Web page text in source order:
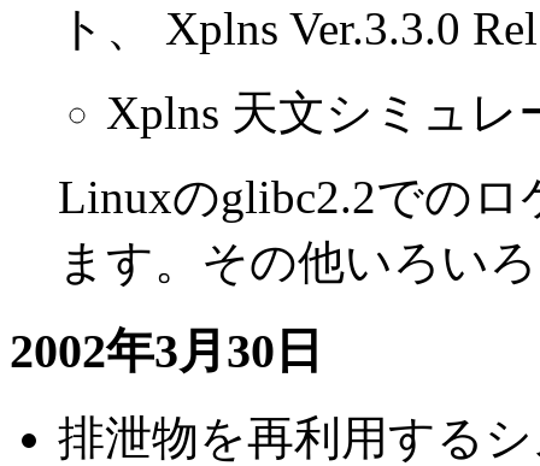
ト、 Xplns Ver.3.3.0
Xplns 天文シミュレ
Linuxのglibc2.2での
ます。その他いろい
2002年3月30日
排泄物を再利用する